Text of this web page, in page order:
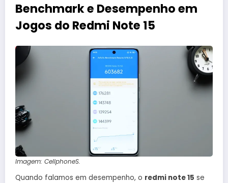
Benchmark e Desempenho em
Jogos do Redmi Note 15
Imagem: CellphoneS.
Quando falamos em desempenho, o redmi note 15 se